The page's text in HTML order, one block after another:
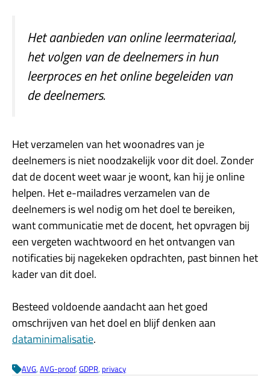
Het aanbieden van online leermateriaal,
het volgen van de deelnemers in hun
leerproces en het online begeleiden van
de deelnemers.
Het verzamelen van het woonadres van je
deelnemers is niet noodzakelijk voor dit doel. Zonder
dat de docent weet waar je woont, kan hij je online
helpen. Het e-mailadres verzamelen van de
deelnemers is wel nodig om het doel te bereiken,
want communicatie met de docent, het opvragen bij
een vergeten wachtwoord en het ontvangen van
notificaties bij nagekeken opdrachten, past binnen het
kader van dit doel.
Besteed voldoende aandacht aan het goed
omschrijven van het doel en blijf denken aan
dataminimalisatie.
AVG, AVG-proof, GDPR, privacy